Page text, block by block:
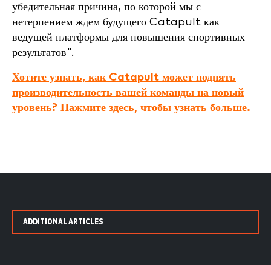
убедительная причина, по которой мы с
нетерпением ждем будущего Catapult как
ведущей платформы для повышения спортивных
результатов".
Хотите узнать, как Catapult может поднять
производительность вашей команды на новый
уровень? Нажмите здесь, чтобы узнать больше.
ADDITIONAL ARTICLES